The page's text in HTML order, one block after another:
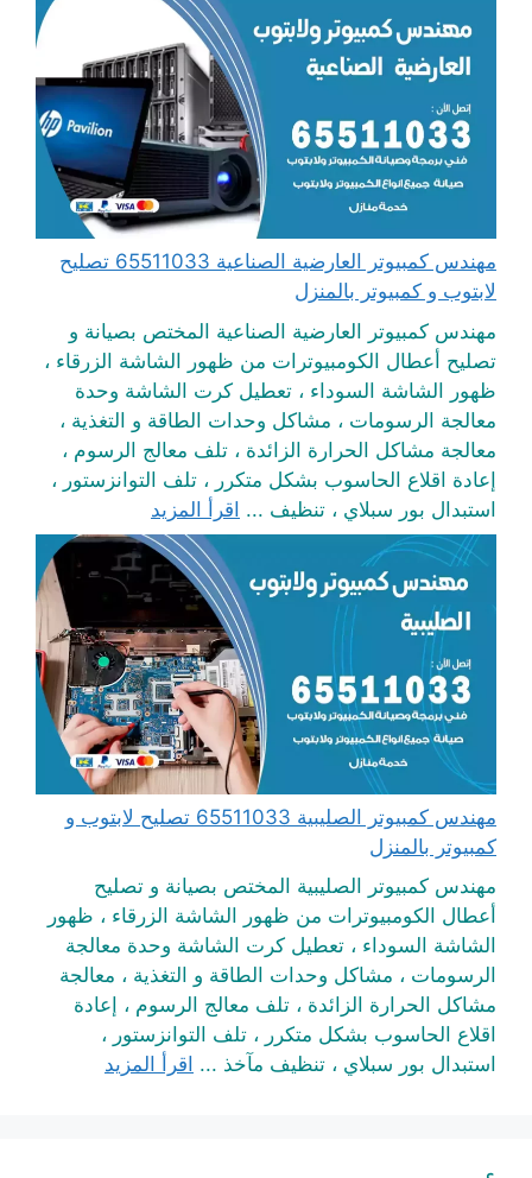
مهندس كمبيوتر العارضية الصناعية 65511033 تصليح
لابتوب و كمبيوتر بالمنزل
مهندس كمبيوتر العارضية الصناعية المختص بصيانة و
تصليح أعطال الكومبيوترات من ظهور الشاشة الزرقاء ،
ظهور الشاشة السوداء ، تعطيل كرت الشاشة وحدة
معالجة الرسومات ، مشاكل وحدات الطاقة و التغذية ،
معالجة مشاكل الحرارة الزائدة ، تلف معالج الرسوم ،
إعادة اقلاع الحاسوب بشكل متكرر ، تلف التوانزستور ،
استبدال بور سبلاي ، تنظيف ... اقرأ المزيد
مهندس كمبيوتر الصليبية 65511033 تصليح لابتوب و
كمبيوتر بالمنزل
مهندس كمبيوتر الصليبية المختص بصيانة و تصليح
أعطال الكومبيوترات من ظهور الشاشة الزرقاء ، ظهور
الشاشة السوداء ، تعطيل كرت الشاشة وحدة معالجة
الرسومات ، مشاكل وحدات الطاقة و التغذية ، معالجة
مشاكل الحرارة الزائدة ، تلف معالج الرسوم ، إعادة
اقلاع الحاسوب بشكل متكرر ، تلف التوانزستور ،
استبدال بور سبلاي ، تنظيف مآخذ ... اقرأ المزيد